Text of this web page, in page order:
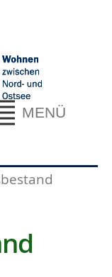
MENÜ